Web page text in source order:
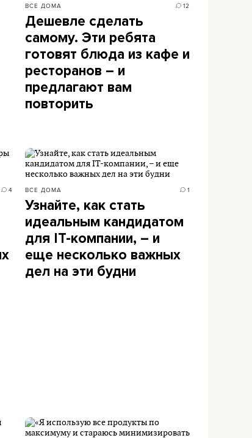
ВСЕ ДОМА 12
Дешевле сделать
самому. Эти ребята
готовят блюда из кафе и
ресторанов – и
предлагают вам
повторить
4 ВСЕ ДОМА 1
Узнайте, как стать
идеальным кандидатом
для IT-компании, – и
еще несколько важных
дел на эти будни